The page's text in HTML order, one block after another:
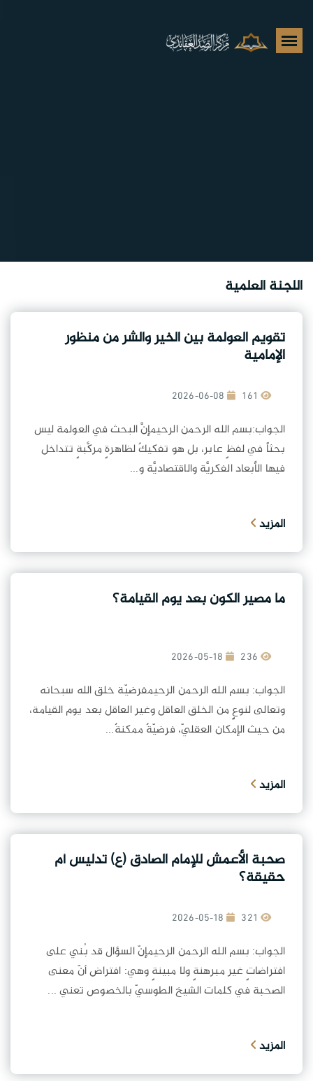
اللجنة العلمية
تقويم العولمة بين الخير والشر من منظور
الإمامية
2026-06-08
الجواب:بسم الله الرحمن الرحيمإنَّ البحث في العولمة ليس
بحثاً في لفظٍ عابر، بل هو تفكيكٌ لظاهرةٍ مركَّبةٍ تتداخل
فيها الأبعاد الفكريَّة والاقتصاديَّة و...
المزيد
ما مصير الكون بعد يوم القيامة؟
2026-05-18
الجواب: بسم الله الرحمن الرحيمفرضيّة خلق الله سبحانه
وتعالى لنوعٍٍ من الخلق العاقل وغير العاقل بعد يوم القيامة،
من حيث الإمكان العقليّ، فرضيّةٌ ممكنةٌ...
المزيد
صحبة الأعمش للإمام الصادق (ع) تدليس أم
حقيقة؟
2026-05-18
الجواب: بسم الله الرحمن الرحيمإنّ السؤال قد بُني على
افتراضاتٍ غير مبرهنةٍ ولا مبينةٍ وهي: افتراض أنّ معنى
الصحبة في كلمات الشيخ الطوسيّ بالخصوص تعني ...
المزيد